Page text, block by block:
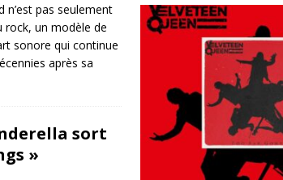
n’est pas seulement
rock, un modèle de
sonore qui continue
après sa
sort
»